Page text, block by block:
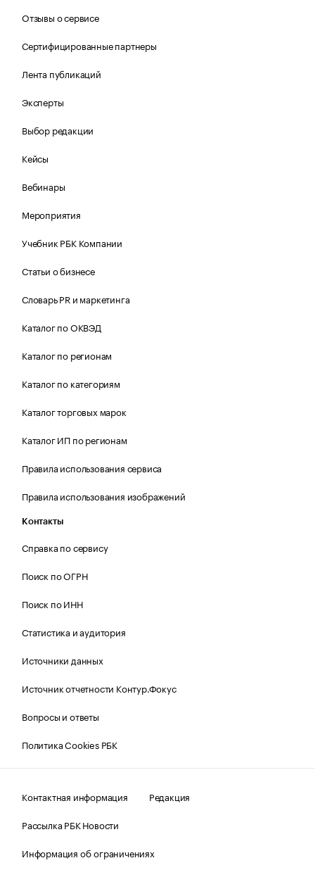
Отзывы о сервисе
Сертифицированные партнеры
Лента публикаций
Эксперты
Выбор редакции
Кейсы
Вебинары
Мероприятия
Учебник РБК Компании
Статьи о бизнесе
Словарь PR и маркетинга
Каталог по ОКВЭД
Каталог по регионам
Каталог по категориям
Каталог торговых марок
Каталог ИП по регионам
Правила использования сервиса
Правила использования изображений
Контакты
Справка по сервису
Поиск по ОГРН
Поиск по ИНН
Статистика и аудитория
Источники данных
Источник отчетности Контур.Фокус
Вопросы и ответы
Политика Cookies РБК
Контактная информация
Редакция
Рассылка РБК Новости
Информация об ограничениях